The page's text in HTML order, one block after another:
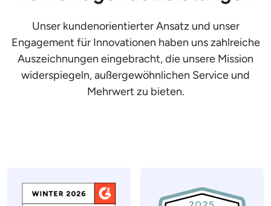
Unser kundenorientierter Ansatz und unser
Engagement für Innovationen haben uns zahlreiche
Auszeichnungen eingebracht, die unsere Mission
widerspiegeln, außergewöhnlichen Service und
Mehrwert zu bieten.